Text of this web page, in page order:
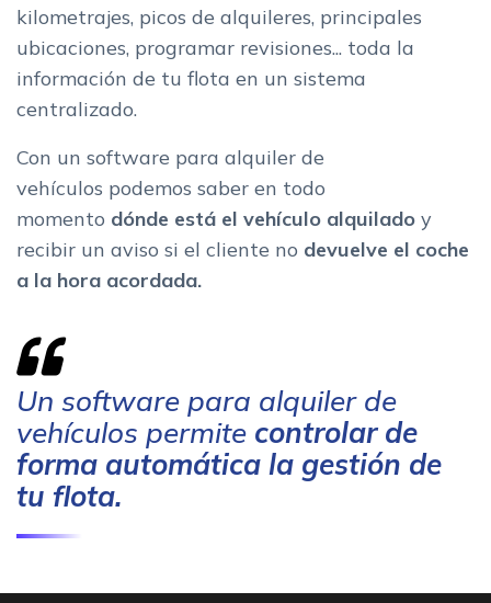
kilometrajes, picos de alquileres, principales
ubicaciones, programar revisiones... toda la
información de tu flota en un sistema
centralizado.
Con un software para alquiler de
vehículos podemos saber en todo
momento dónde está el vehículo alquilado y
recibir un aviso si el cliente no devuelve el coche
a la hora acordada.
Un software para alquiler de
vehículos permite controlar de
forma automática la gestión de
tu flota.